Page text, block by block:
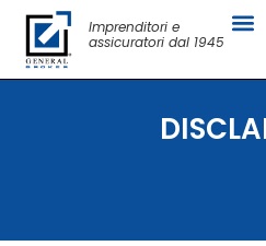
Imprenditori e
assicuratori dal 1945